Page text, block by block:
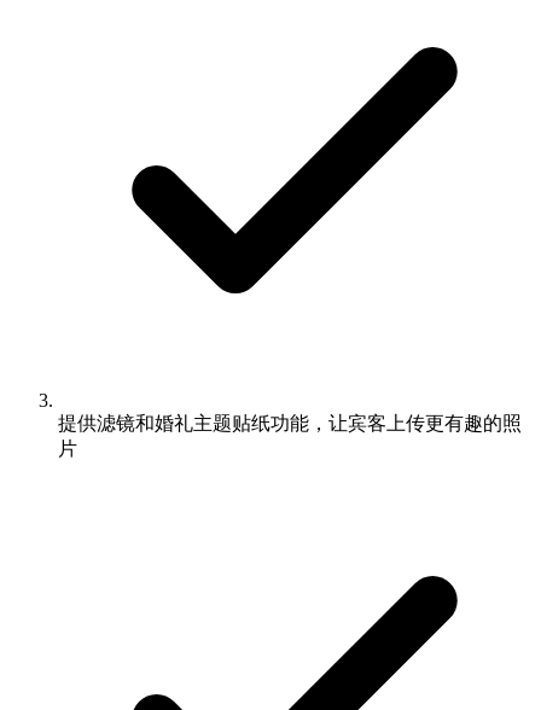
提供滤镜和婚礼主题贴纸功能，让宾客上传更有趣的照
片